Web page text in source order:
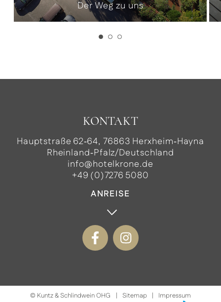
Der Weg zu uns
KONTAKT
Hauptstraße 62‑64, 76863 Herxheim‑Hayna
Rheinland‑Pfalz/Deutschland
info@hotelkrone.de
+49 (0)7276 5080
ANREISE
© Kuntz & Schlindwein OHG Sitemap
Impressum